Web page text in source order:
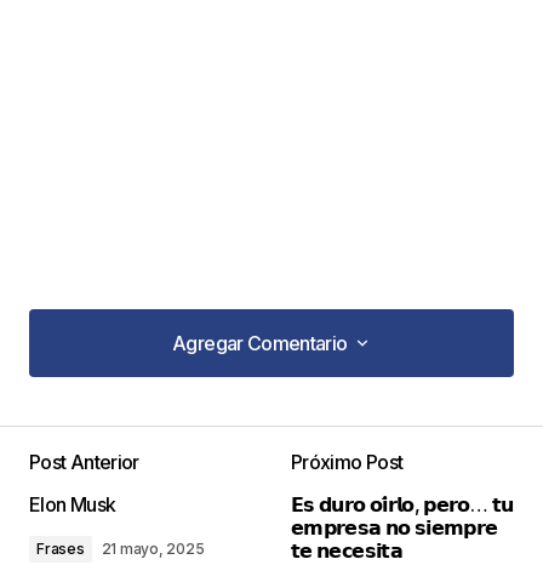
Agregar Comentario
Agregar Comentario
publicada.
Los campos obligatorios están
Post Anterior
Elon Musk
Frases 21 mayo, 2025
Próximo Post
𝗘𝘀 𝗱𝘂𝗿𝗼 𝗼𝗶́𝗿𝗹𝗼, 𝗽𝗲𝗿𝗼… 𝘁𝘂
𝗲𝗺𝗽𝗿𝗲𝘀𝗮 𝗻𝗼 𝘀𝗶𝗲𝗺𝗽𝗿𝗲
𝘁𝗲 𝗻𝗲𝗰𝗲𝘀𝗶𝘁𝗮